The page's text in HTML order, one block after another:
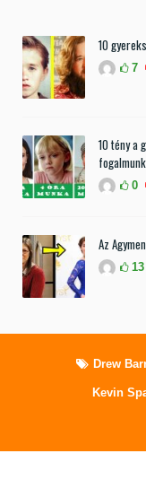
10
7
10 tény a
0
Az
13
Drew
Kevin